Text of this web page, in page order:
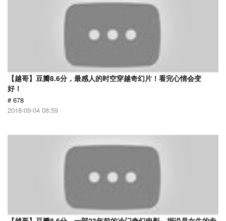
【越哥】豆瓣8.6分，最感人的时空穿越奇幻片！看完心情会变
好！
# 678
2018-09-04 08:59